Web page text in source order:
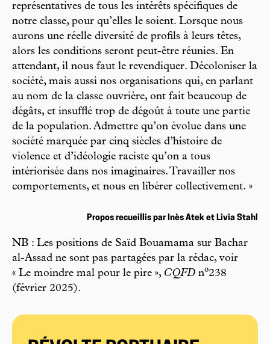
représentatives de tous les intérêts spécifiques de
notre classe, pour qu’elles le soient. Lorsque nous
aurons une réelle diversité de profils à leurs têtes,
alors les conditions seront peut-être réunies. En
attendant, il nous faut le revendiquer. Décoloniser la
société, mais aussi nos organisations qui, en parlant
au nom de la classe ouvrière, ont fait beaucoup de
dégâts, et insufflé trop de dégoût à toute une partie
de la population. Admettre qu’on évolue dans une
société marquée par cinq siècles d’histoire de
violence et d’idéologie raciste qu’on a tous
intériorisée dans nos imaginaires. Travailler nos
comportements, et nous en libérer collectivement. »
Propos recueillis par Inès Atek et Livia Stahl
NB : Les positions de Saïd Bouamama sur Bachar
al-Assad ne sont pas partagées par la rédac, voir
« Le moindre mal pour le pire », CQFD no238
(février 2025).